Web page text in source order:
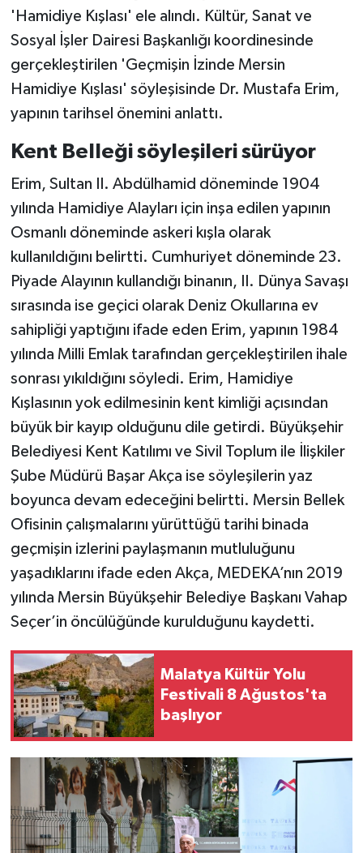
'Hamidiye Kışlası' ele alındı. Kültür, Sanat ve
Sosyal İşler Dairesi Başkanlığı koordinesinde
gerçekleştirilen 'Geçmişin İzinde Mersin
Hamidiye Kışlası' söyleşisinde Dr. Mustafa Erim,
yapının tarihsel önemini anlattı.
Kent Belleği söyleşileri sürüyor
Erim, Sultan II. Abdülhamid döneminde 1904
yılında Hamidiye Alayları için inşa edilen yapının
Osmanlı döneminde askeri kışla olarak
kullanıldığını belirtti. Cumhuriyet döneminde 23.
Piyade Alayının kullandığı binanın, II. Dünya Savaşı
sırasında ise geçici olarak Deniz Okullarına ev
sahipliği yaptığını ifade eden Erim, yapının 1984
yılında Milli Emlak tarafından gerçekleştirilen ihale
sonrası yıkıldığını söyledi. Erim, Hamidiye
Kışlasının yok edilmesinin kent kimliği açısından
büyük bir kayıp olduğunu dile getirdi. Büyükşehir
Belediyesi Kent Katılımı ve Sivil Toplum ile İlişkiler
Şube Müdürü Başar Akça ise söyleşilerin yaz
boyunca devam edeceğini belirtti. Mersin Bellek
Ofisinin çalışmalarını yürüttüğü tarihi binada
geçmişin izlerini paylaşmanın mutluluğunu
yaşadıklarını ifade eden Akça, MEDEKA’nın 2019
yılında Mersin Büyükşehir Belediye Başkanı Vahap
Seçer’in öncülüğünde kurulduğunu kaydetti.
Malatya Kültür Yolu
Festivali 8 Ağustos'ta
başlıyor